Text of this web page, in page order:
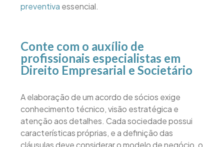
preventiva essencial.
Conte com o auxílio de
profissionais especialistas em
Direito Empresarial e Societário
A elaboração de um acordo de sócios exige
conhecimento técnico, visão estratégica e
atenção aos detalhes. Cada sociedade possui
características próprias, e a definição das
cláusulas deve considerar o modelo de negócio, o